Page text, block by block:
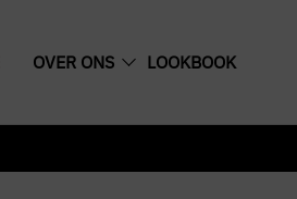
OVER ONS LOOKBOOK